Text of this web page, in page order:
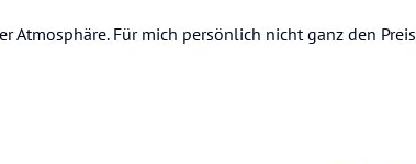
Atmosphäre. Für mich persönlich nicht ganz den Preis